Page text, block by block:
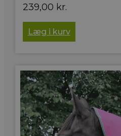
239,00 kr.
Læg i kurv